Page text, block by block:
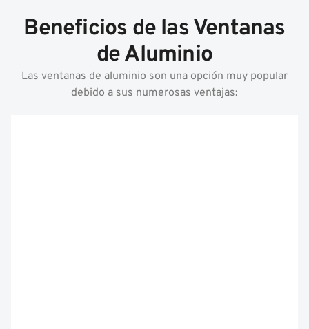
Beneficios de las Ventanas
de Aluminio
Las ventanas de aluminio son una opción muy popular
debido a sus numerosas ventajas: